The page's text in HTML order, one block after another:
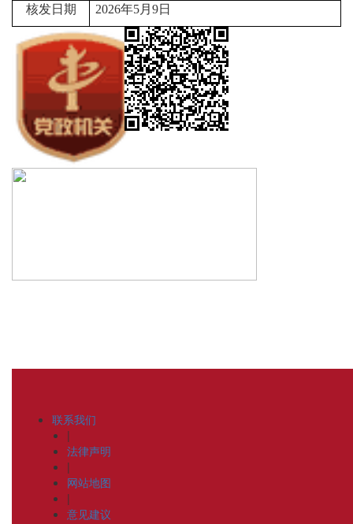
核发日期
2026年5月9日
联系我们
|
法律声明
|
网站地图
|
意见建议